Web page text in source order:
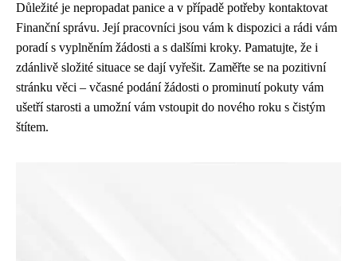
Důležité je nepropadat panice a v případě potřeby kontaktovat
Finanční správu. Její pracovníci jsou vám k dispozici a rádi vám
poradí s vyplněním žádosti a s dalšími kroky. Pamatujte, že i
zdánlivě složité situace se dají vyřešit. Zaměřte se na pozitivní
stránku věci – včasné podání žádosti o prominutí pokuty vám
ušetří starosti a umožní vám vstoupit do nového roku s čistým
štítem.